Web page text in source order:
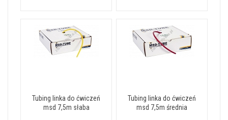
Tubing linka do ćwiczeń
msd 7,5m słaba
Tubing linka do ćwiczeń
msd 7,5m średnia